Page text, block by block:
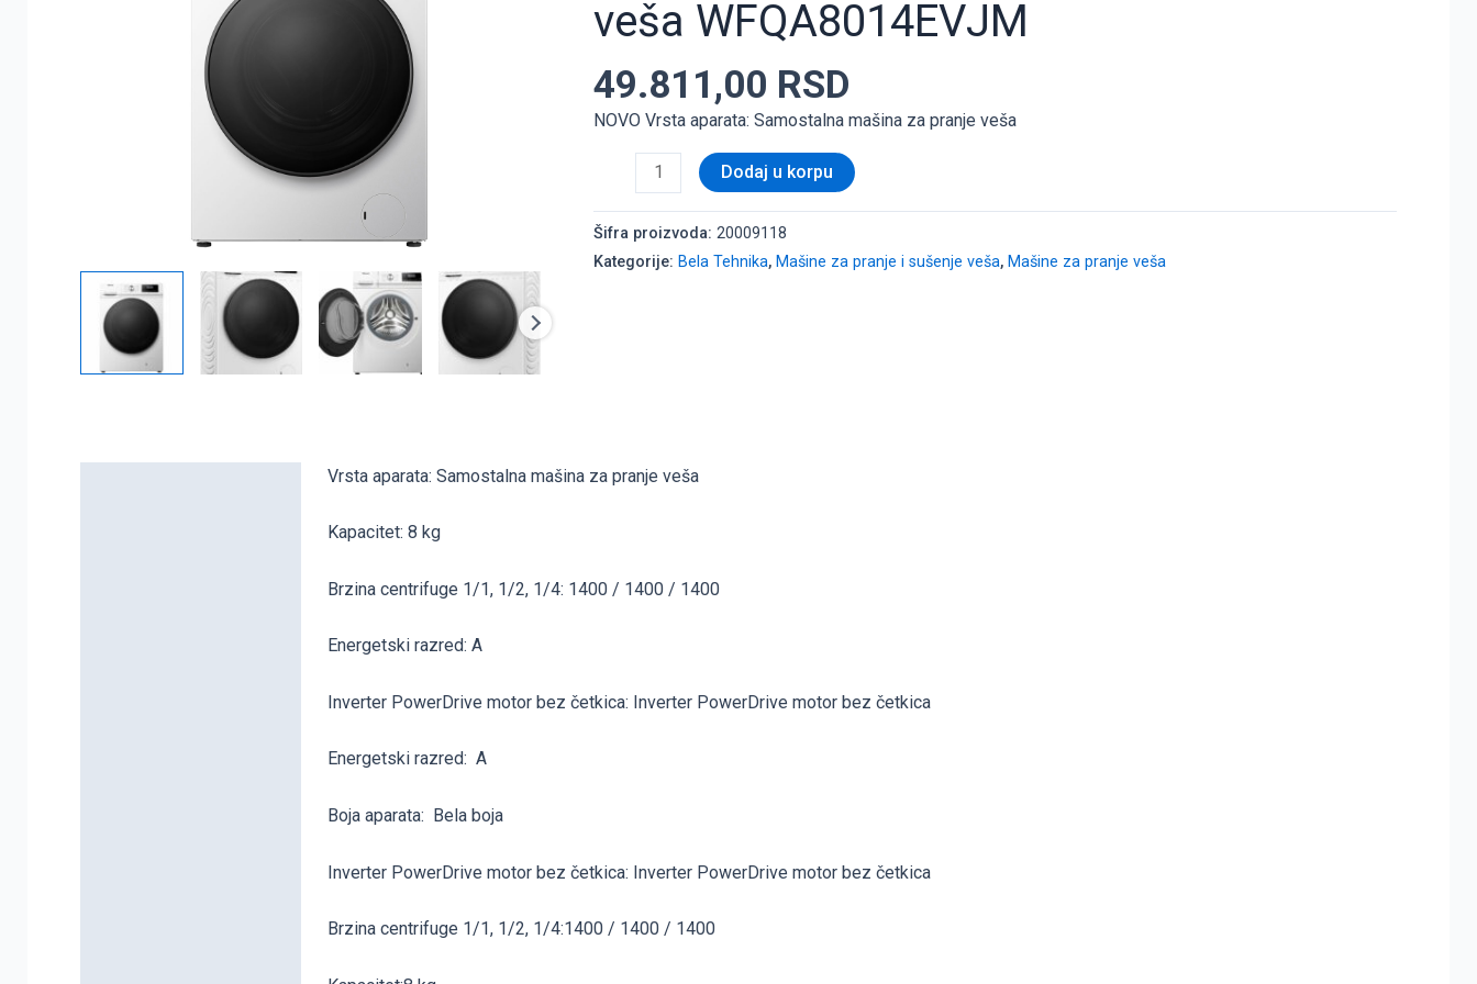
veša WFQA8014EVJM
49.811,00 RSD
NOVO Vrsta aparata: Samostalna mašina za pranje veša
veša
količina
Dodaj u korpu
Šifra proizvoda:20009118
Kategorije:Bela Tehnika,Mašine za pranje i sušenje veša,Mašine za pranje veša
Vrsta aparata: Samostalna mašina za pranje veša
Kapacitet: 8 kg
Brzina centrifuge 1/1, 1/2, 1/4: 1400 / 1400 / 1400
Energetski razred: A
Inverter PowerDrive motor bez četkica: Inverter PowerDrive motor bez četkica
Energetski razred: A
Boja aparata: Bela boja
Inverter PowerDrive motor bez četkica: Inverter PowerDrive motor bez četkica
Brzina centrifuge 1/1, 1/2, 1/4:1400 / 1400 / 1400